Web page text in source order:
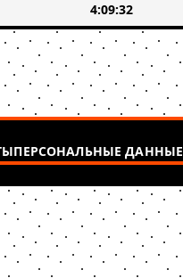
4:09:32
ПЕРСОНАЛЬНЫЕ ДАННЫЕ